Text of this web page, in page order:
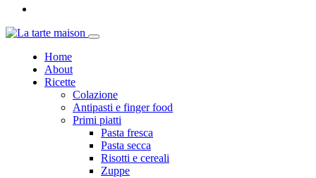
Home
About
Ricette
Colazione
Antipasti e finger food
Primi piatti
Pasta fresca
Pasta secca
Risotti e cereali
Zuppe